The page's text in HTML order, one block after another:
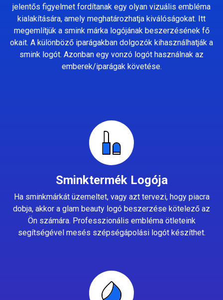
jelentős figyelmet fordítanak egy olyan vizuális embléma
kialakítására, amely meghatározhatja kiválóságokat. Itt
megemlítjük a smink márka logójának beszerzésének fő
okait. A különböző iparágakban dolgozók kihasználhatják a
smink logót. Azonban egy vonzó logót használnak az
emberek/iparágak követése.
Sminktermék Logója
Ha sminkmárkát üzemeltet, vagy azt tervezi, hogy piacra
dobja, akkor a glam beauty logó beszerzése kötelező az
Ön számára. Professzionális embléma ötleteink
segítségével mesés szépségápolási logót készíthet.